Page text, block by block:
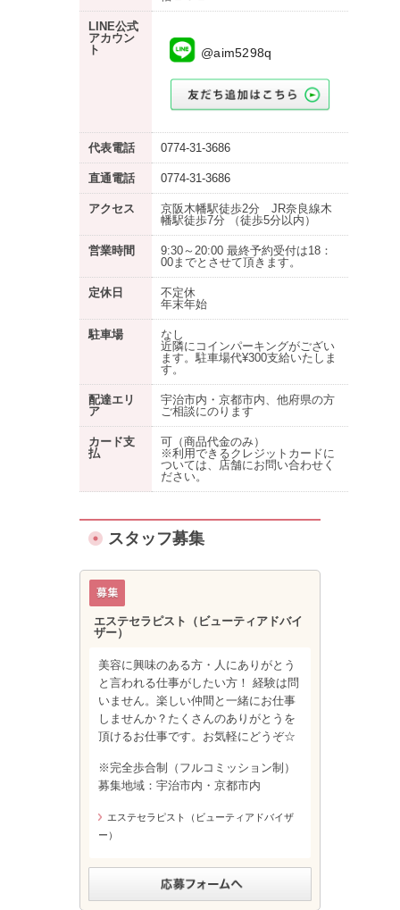
LINE公式
アカウン
ト
@aim5298q
代表電話 0774-31-3686
直通電話 0774-31-3686
アクセス
京阪木幡駅徒歩2分 JR奈良線木
幡駅徒歩7分 （徒歩5分以内）
営業時間
9:30～20:00 最終予約受付は18：
00までとさせて頂きます。
定休日
不定休
年末年始
駐車場
なし
近隣にコインパーキングがござい
ます。駐車場代¥300支給いたしま
す。
配達エリ
ア
宇治市内・京都市内、他府県の方
ご相談にのります
カード支
払
可（商品代金のみ）
※利用できるクレジットカードに
ついては、店舗にお問い合わせく
ださい。
スタッフ募集
エステセラピスト（ビューティアドバイ
ザー）
美容に興味のある方・人にありがとう
と言われる仕事がしたい方！ 経験は問
いません。楽しい仲間と一緒にお仕事
しませんか？たくさんのありがとうを
頂けるお仕事です。お気軽にどうぞ☆
※完全歩合制（フルコミッション制）
募集地域：宇治市内・京都市内
エステセラピスト（ビューティアドバイザ
ー）